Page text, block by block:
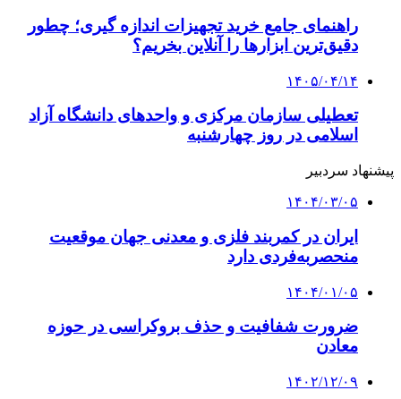
راهنمای جامع خرید تجهیزات اندازه گیری؛ چطور
دقیق‌ترین ابزارها را آنلاین بخریم؟
۱۴۰۵/۰۴/۱۴
تعطیلی سازمان مرکزی و واحدهای دانشگاه آزاد
اسلامی در روز چهارشنبه
پیشنهاد سردبیر
۱۴۰۴/۰۳/۰۵
ایران در کمربند فلزی و معدنی جهان موقعیت
منحصربه‌فردی دارد
۱۴۰۴/۰۱/۰۵
ضرورت شفافیت و حذف بروکراسی در حوزه
معادن
۱۴۰۲/۱۲/۰۹